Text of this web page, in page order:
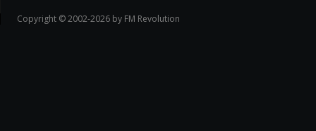
Copyright © 2002-2026 by FM Revolution